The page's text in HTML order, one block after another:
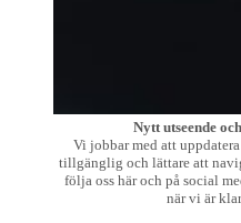
Nytt utseende
Vi jobbar med att
tillgänglig och lättare att
följa oss här och på social
när vi är